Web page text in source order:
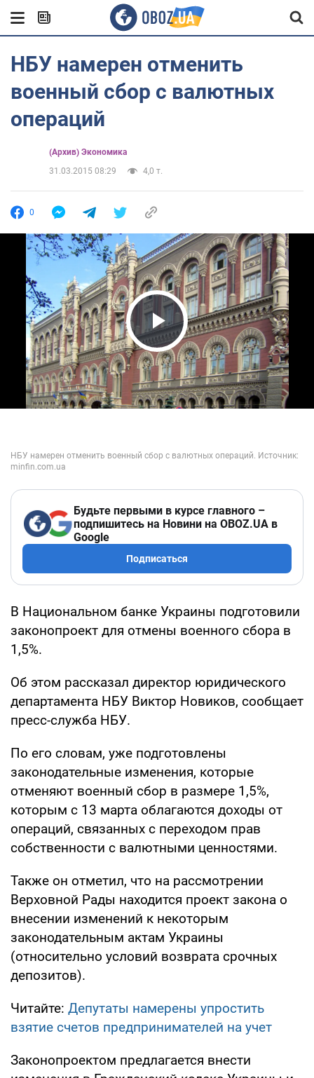
НБУ намерен отменить
военный сбор с валютных
операций
(Архив) Экономика
31.03.2015 08:29
4,0 т.
0
Play Video
Будьте первыми в курсе главного –
подпишитесь на Новини на OBOZ.UA в
Google
Подписаться
В Национальном банке Украины подготовили
законопроект для отмены военного сбора в
1,5%.
Об этом рассказал директор юридического
департамента НБУ Виктор Новиков, сообщает
пресс-служба НБУ.
По его словам, уже подготовлены
законодательные изменения, которые
отменяют военный сбор в размере 1,5%,
которым с 13 марта облагаются доходы от
операций, связанных с переходом прав
собственности с валютными ценностями.
Также он отметил, что на рассмотрении
Верховной Рады находится проект закона о
внесении изменений к некоторым
законодательным актам Украины
(относительно условий возврата срочных
депозитов).
Читайте: Депутаты намерены упростить
взятие счетов предпринимателей на учет
Законопроектом предлагается внести